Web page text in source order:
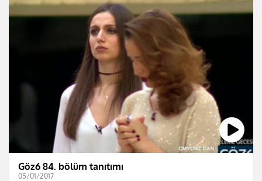
Göz6 84. bölüm tanıtımı
05/01/2017